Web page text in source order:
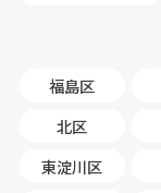
福島区
北区
東淀川区